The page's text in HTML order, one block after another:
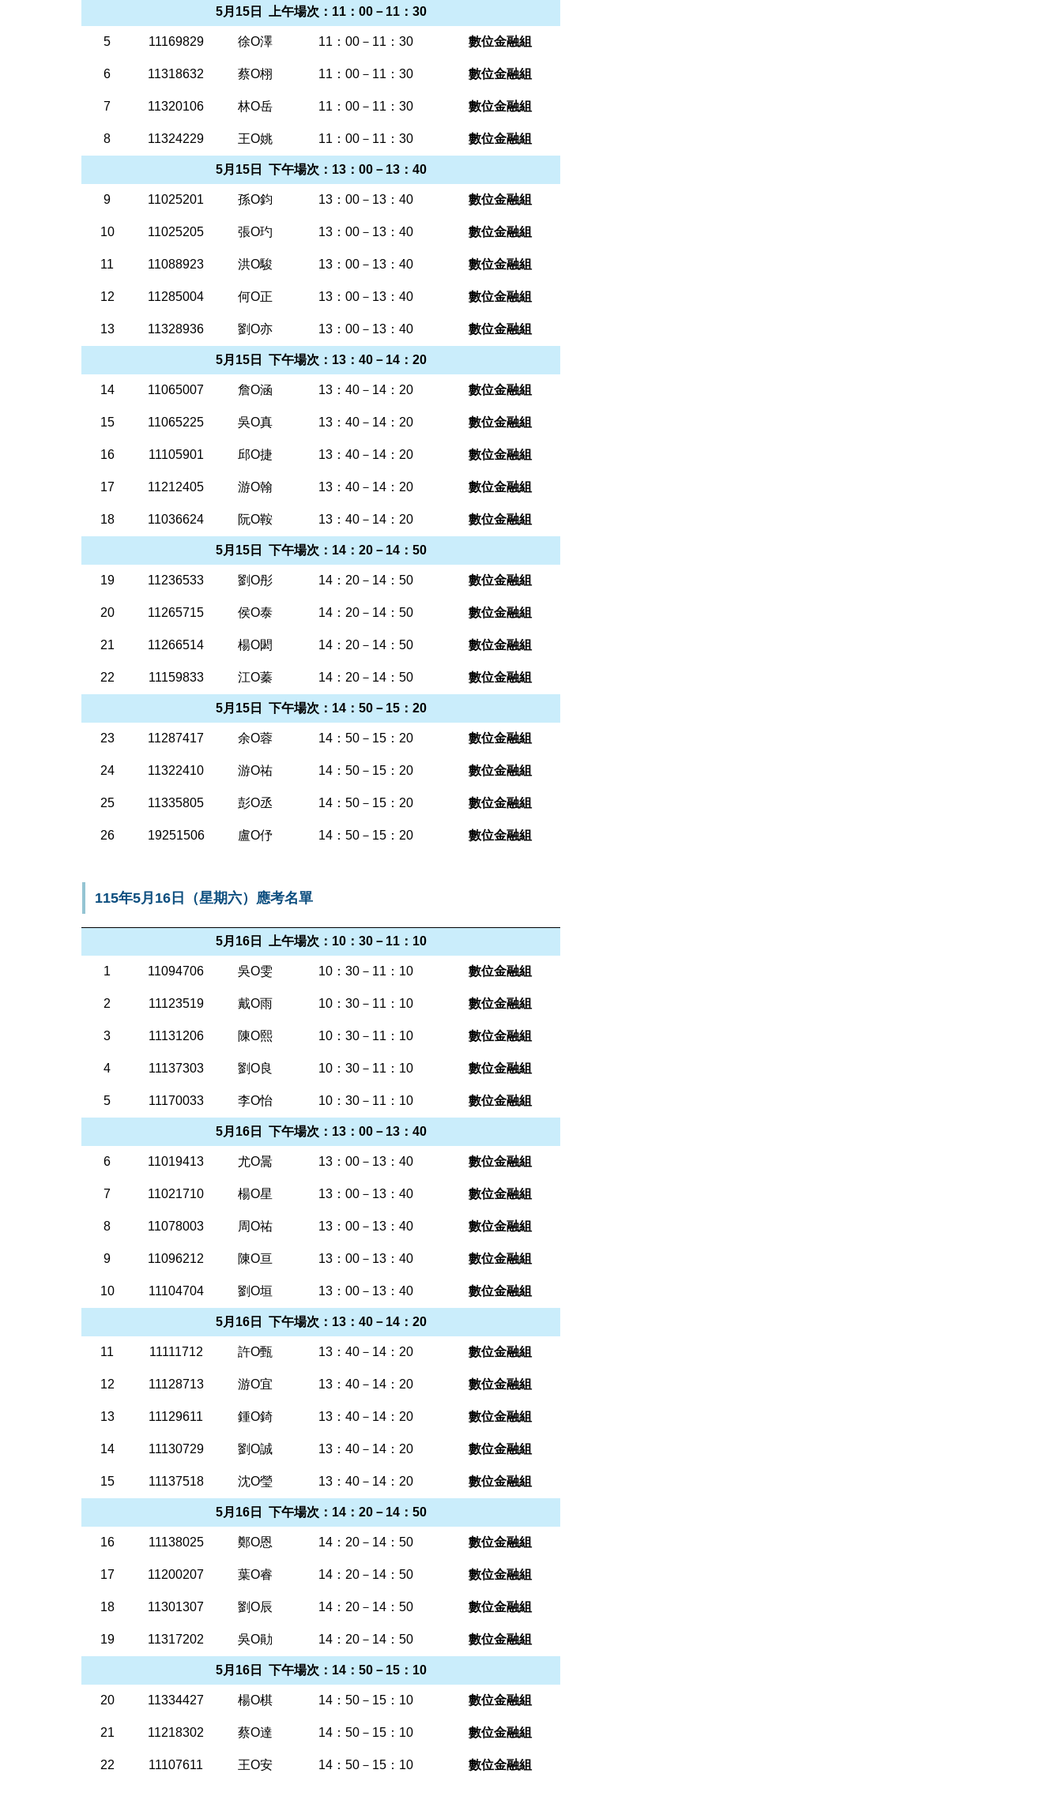
5月15日 上午場次：11：00－11：30
5 11169829 徐O澤 11：00－11：30 數位金融組
6 11318632 蔡O栩 11：00－11：30 數位金融組
7 11320106 林O岳 11：00－11：30 數位金融組
8 11324229 王O姚 11：00－11：30 數位金融組
5月15日 下午場次：13：00－13：40
9 11025201 孫O鈞 13：00－13：40 數位金融組
10 11025205 張O玓 13：00－13：40 數位金融組
11 11088923 洪O駿 13：00－13：40 數位金融組
12 11285004 何O正 13：00－13：40 數位金融組
13 11328936 劉O亦 13：00－13：40 數位金融組
5月15日 下午場次：13：40－14：20
14 11065007 詹O涵 13：40－14：20 數位金融組
15 11065225 吳O真 13：40－14：20 數位金融組
16 11105901 邱O捷 13：40－14：20 數位金融組
17 11212405 游O翰 13：40－14：20 數位金融組
18 11036624 阮O鞍 13：40－14：20 數位金融組
5月15日 下午場次：14：20－14：50
19 11236533 劉O彤 14：20－14：50 數位金融組
20 11265715 侯O泰 14：20－14：50 數位金融組
21 11266514 楊O閎 14：20－14：50 數位金融組
22 11159833 江O蓁 14：20－14：50 數位金融組
5月15日 下午場次：14：50－15：20
23 11287417 余O蓉 14：50－15：20 數位金融組
24 11322410 游O祐 14：50－15：20 數位金融組
25 11335805 彭O丞 14：50－15：20 數位金融組
26 19251506 盧O伃 14：50－15：20 數位金融組
115年5月16日（星期六）應考名單
5月16日 上午場次：10：30－11：10
1 11094706 吳O雯 10：30－11：10 數位金融組
2 11123519 戴O雨 10：30－11：10 數位金融組
3 11131206 陳O熙 10：30－11：10 數位金融組
4 11137303 劉O良 10：30－11：10 數位金融組
5 11170033 李O怡 10：30－11：10 數位金融組
5月16日 下午場次：13：00－13：40
6 11019413 尤O暠 13：00－13：40 數位金融組
7 11021710 楊O星 13：00－13：40 數位金融組
8 11078003 周O祐 13：00－13：40 數位金融組
9 11096212 陳O亘 13：00－13：40 數位金融組
10 11104704 劉O垣 13：00－13：40 數位金融組
5月16日 下午場次：13：40－14：20
11 11111712 許O甄 13：40－14：20 數位金融組
12 11128713 游O宜 13：40－14：20 數位金融組
13 11129611 鍾O錡 13：40－14：20 數位金融組
14 11130729 劉O誠 13：40－14：20 數位金融組
15 11137518 沈O瑩 13：40－14：20 數位金融組
5月16日 下午場次：14：20－14：50
16 11138025 鄭O恩 14：20－14：50 數位金融組
17 11200207 葉O睿 14：20－14：50 數位金融組
18 11301307 劉O辰 14：20－14：50 數位金融組
19 11317202 吳O勛 14：20－14：50 數位金融組
5月16日 下午場次：14：50－15：10
20 11334427 楊O棋 14：50－15：10 數位金融組
21 11218302 蔡O達 14：50－15：10 數位金融組
22 11107611 王O安 14：50－15：10 數位金融組